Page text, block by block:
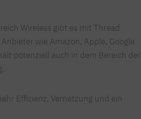
Wireless gibt es mit Thread
wie Amazon, Apple, Google
potenziell auch in dem Bereich der
Effizienz, Vernetzung und ein